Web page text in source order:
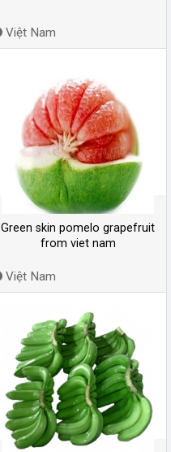
Việt Nam
Green skin pomelo grapefruit
from viet nam
Việt Nam